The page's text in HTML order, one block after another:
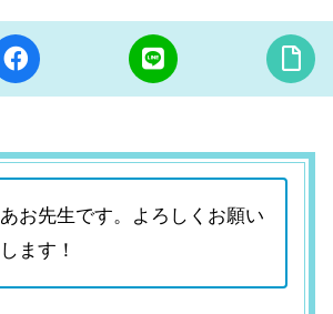
あお先生です。よろしくお願い
します！